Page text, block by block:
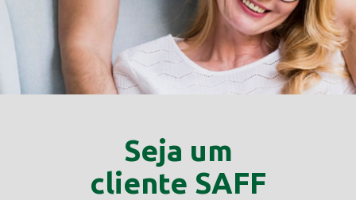
Seja um
cliente SAFF